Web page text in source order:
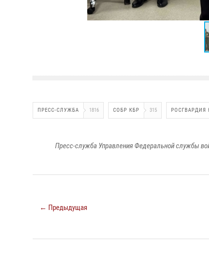
ПРЕСС-СЛУЖБА 1816 СОБР КБР 315 РОСГВАРДИЯ
Пресс-служба Управления Федеральной службы
← Предыдущая